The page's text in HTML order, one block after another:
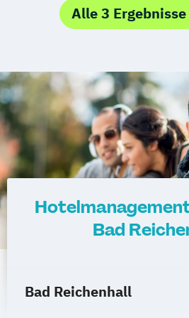
Alle 3
Bad
Bad Reichenhall